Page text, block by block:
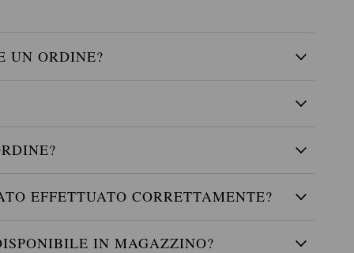
UN ORDINE?
EFFETTUATO CORRETTAMENTE?
IN MAGAZZINO?